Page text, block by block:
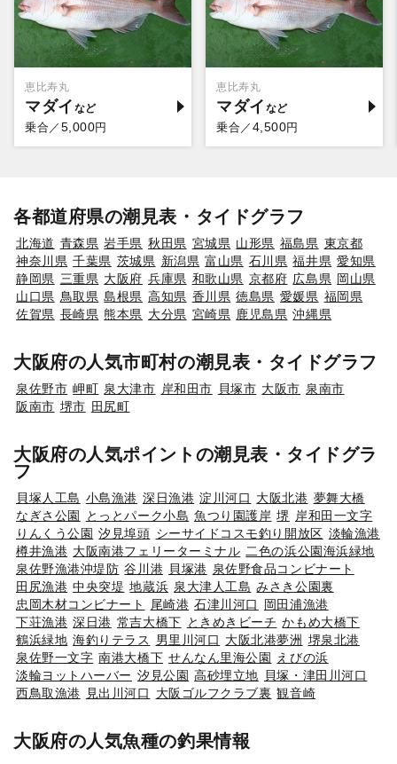
恵比寿丸
マダイ
乗合／ 5,000円
恵比寿丸
マダイ
乗合／ 4,500円
各都道府県の潮見表・タイドグラフ
北海道 青森県 岩手県 秋田県 宮城県 山形県 福島県 東京都
神奈川県 千葉県 茨城県 新潟県 富山県 石川県 福井県 愛知県
静岡県 三重県 大阪府 兵庫県 和歌山県 京都府 広島県 岡山県
山口県 鳥取県 島根県 高知県 香川県 徳島県 愛媛県 福岡県
佐賀県 長崎県 熊本県 大分県 宮崎県 鹿児島県 沖縄県
大阪府の人気市町村の潮見表・タイドグラフ
泉佐野市 岬町 泉大津市 岸和田市 貝塚市 大阪市 泉南市
阪南市 堺市 田尻町
大阪府の人気ポイントの潮見表・タイドグラ
フ
貝塚人工島 小島漁港 深日漁港 淀川河口 大阪北港 夢舞大橋
なぎさ公園
とっとパーク小島 魚つり園護岸 堺
岸和田一文字
りんくう公園 汐見埠頭 シーサイドコスモ釣り開放区 淡輪漁港
樽井漁港 大阪南港フェリーターミナル 二色の浜公園海浜緑地
泉佐野漁港沖堤防 谷川港 貝塚港 泉佐野食品コンビナート
田尻漁港 中央突堤 地蔵浜 泉大津人工島 みさき公園裏
忠岡木材コンビナート
尾崎港 石津川河口
岡田浦漁港
下荘漁港 深日港 常吉大橋下 ときめきビーチ かもめ大橋下
鶴浜緑地 海釣りテラス 男里川河口 大阪北港夢洲 堺泉北港
泉佐野一文字 南港大橋下 せんなん里海公園 えびの浜
淡輪ヨットハーバー 汐見公園 高砂埋立地 貝塚・津田川河口
西鳥取漁港
見出川河口 大阪ゴルフクラブ裏 観音崎
大阪府の人気魚種の釣果情報